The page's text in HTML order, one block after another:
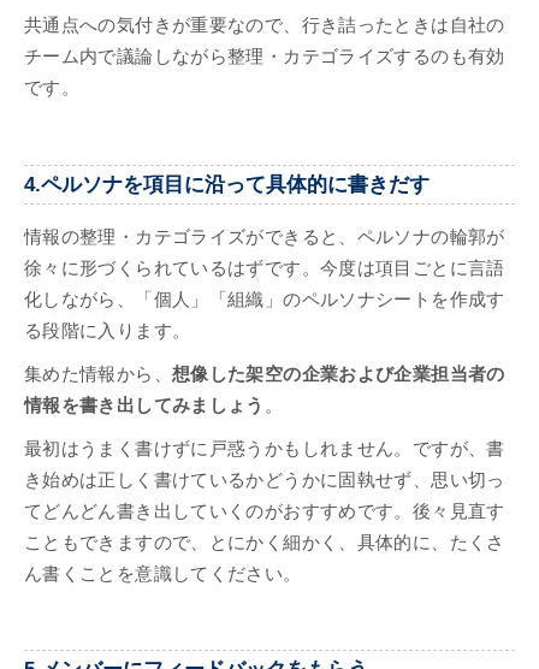
共通点への気付きが重要なので、行き詰ったときは自社の
チーム内で議論しながら整理・カテゴライズするのも有効
です。
4.ペルソナを項目に沿って具体的に書きだす
情報の整理・カテゴライズができると、ペルソナの輪郭が
徐々に形づくられているはずです。今度は項目ごとに言語
化しながら、「個人」「組織」のペルソナシートを作成す
る段階に入ります。
集めた情報から、 想像した架空の企業および企業担当者の
情報を書き出してみましょう 。
最初はうまく書けずに戸惑うかもしれません。ですが、書
き始めは正しく書けているかどうかに固執せず、思い切っ
てどんどん書き出していくのがおすすめです。後々見直す
こともできますので、とにかく細かく、具体的に、たくさ
ん書くことを意識してください。